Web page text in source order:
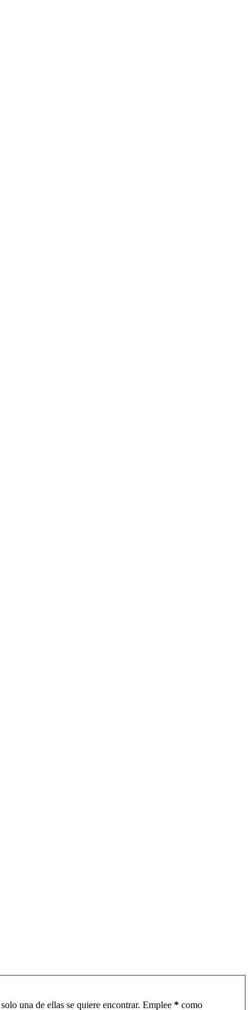
una de ellas se quiere encontrar. Emplee * como